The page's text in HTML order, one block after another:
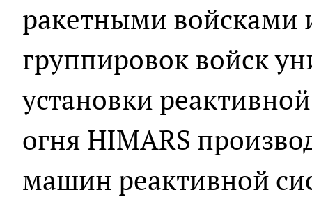
ракетными войсками
группировок войск
установки
огня HIMARS
машин реактивной